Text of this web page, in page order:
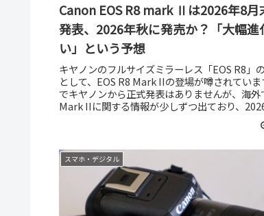
Canon EOS R8 mark Ⅱは2026年8月
発表、2026年秋に発売か？「大幅進
い」という予想
キヤノンのフルサイズミラーレス「EOS R8」
として、EOS R8 Mark IIの登場が噂されていま
でキヤノンから正式発表はありませんが、海外
Mark IIに関する情報が少しずつ出ており、
スマホ・デジタル